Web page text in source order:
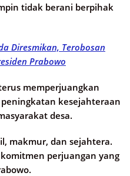
tidak berani berpihak
Diresmikan, Terobosan
Prabowo
memperjuangkan
kesejahteraan
desa.
makmur, dan sejahtera.
perjuangan yang